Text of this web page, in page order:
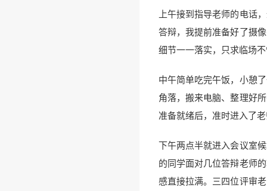
上午接到指导老师的电话
答辩，我提前准备好了摄
细节一一落实，只求临场
中午简单吃完午饭，小憩
角落，搬来电脑、整理好
准备就绪后，准时进入了
下午两点半就进入会议室
的同学面对几位答辩老师
感直接拉满。三四位评审